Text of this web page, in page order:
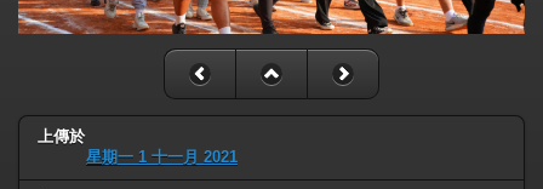
上傳於
星期一 1 十一月 2021